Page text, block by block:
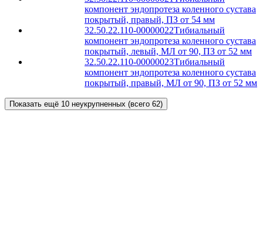
компонент эндопротеза коленного сустава
покрытый, правый, ПЗ от 54 мм
32.50.22.110-00000022Тибиальный
компонент эндопротеза коленного сустава
покрытый, левый, МЛ от 90, ПЗ от 52 мм
32.50.22.110-00000023Тибиальный
компонент эндопротеза коленного сустава
покрытый, правый, МЛ от 90, ПЗ от 52 мм
Показать ещё 10 неукрупненных (всего 62)